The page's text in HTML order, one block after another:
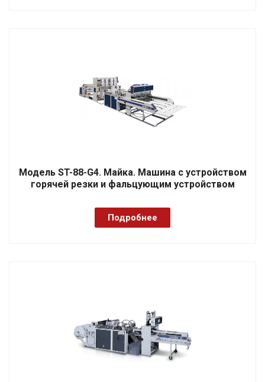
Модель ST-88-G4. Майка. Машина с устройством
горячей резки и фальцующим устройством
Подробнее